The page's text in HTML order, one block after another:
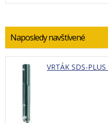
Naposledy navštívené
VRTÁK SDS-